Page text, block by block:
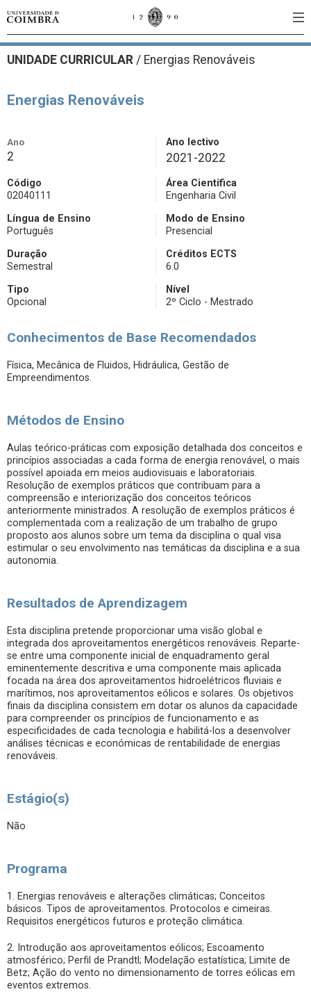
UNIDADE CURRICULAR / Energias Renováveis
Energias Renováveis
Ano
2
Ano lectivo
2021-2022
Código
02040111
Área Científica
Engenharia Civil
Língua de Ensino
Português
Modo de Ensino
Presencial
Duração
Semestral
Créditos ECTS
6.0
Tipo
Opcional
Nível
2º Ciclo - Mestrado
Conhecimentos de Base Recomendados
Física, Mecânica de Fluidos, Hidráulica, Gestão de
Empreendimentos.
Métodos de Ensino
Aulas teórico-práticas com exposição detalhada dos conceitos e
princípios associadas a cada forma de energia renovável, o mais
possível apoiada em meios audiovisuais e laboratoriais.
Resolução de exemplos práticos que contribuam para a
compreensão e interiorização dos conceitos teóricos
anteriormente ministrados. A resolução de exemplos práticos é
complementada com a realização de um trabalho de grupo
proposto aos alunos sobre um tema da disciplina o qual visa
estimular o seu envolvimento nas temáticas da disciplina e a sua
autonomia.
Resultados de Aprendizagem
Esta disciplina pretende proporcionar uma visão global e
integrada dos aproveitamentos energéticos renováveis. Reparte-
se entre uma componente inicial de enquadramento geral
eminentemente descritiva e uma componente mais aplicada
focada na área dos aproveitamentos hidroelétricos fluviais e
marítimos, nos aproveitamentos eólicos e solares. Os objetivos
finais da disciplina consistem em dotar os alunos da capacidade
para compreender os princípios de funcionamento e as
especificidades de cada tecnologia e habilitá-los a desenvolver
análises técnicas e económicas de rentabilidade de energias
renováveis.
Estágio(s)
Não
Programa
1. Energias renováveis e alterações climáticas; Conceitos
básicos. Tipos de aproveitamentos. Protocolos e cimeiras.
Requisitos energéticos futuros e proteção climática.
2. Introdução aos aproveitamentos eólicos; Escoamento
atmosférico; Perfil de Prandtl; Modelação estatística; Limite de
Betz; Ação do vento no dimensionamento de torres eólicas em
eventos extremos.